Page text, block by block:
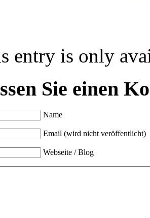
entry is only
Sie einen
Name
Email (wird nicht veröffentlicht)
Webseite / Blog